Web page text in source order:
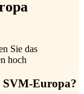
Sie das
hoch
SVM-Europa?